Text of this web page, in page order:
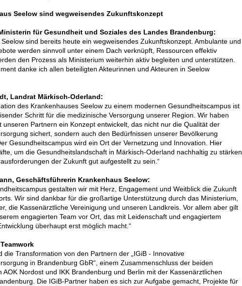
Seelow sind wegweisendes Zukunftskonzept
für Gesundheit und Soziales des Landes Brandenburg:
Seelow sind bereits heute ein wegweisendes Zukunftskonzept. Ambulante und
werden sinnvoll unter einem Dach verknüpft, Ressourcen effektiv
den Prozess als Ministerium weiterhin aktiv begleiten und unterstützen.
danke ich allen beteiligten Akteurinnen und Akteuren in Seelow
Landrat Märkisch-Oderland:
des Krankenhauses Seelow zu einem modernen Gesundheitscampus ist
Schritt für die medizinische Versorgung unserer Region. Wir haben
unseren Partnern ein Konzept entwickelt, das nicht nur die Qualität der
sichert, sondern auch den Bedürfnissen unserer Bevölkerung
Gesundheitscampus wird ein Ort der Vernetzung und Innovation. Hier
um die Gesundheitslandschaft in Märkisch-Oderland nachhaltig zu stärken
der Zukunft gut aufgestellt zu sein.“
Geschäftsführerin Krankenhaus Seelow:
gestalten wir mit Herz, Engagement und Weitblick die Zukunft
Wir sind dankbar für die großartige Unterstützung durch das Ministerium,
die Kassenärztliche Vereinigung und unseren Landkreis. Vor allem aber gilt
engagierten Team vor Ort, das mit Leidenschaft und engagiertem
überhaupt erst möglich macht.“
die Transformation von den Partnern der „IGiB - Innovative
in Brandenburg GbR“, einem Zusammenschluss der beiden
AOK Nordost und IKK Brandenburg und Berlin mit der Kassenärztlichen
Die IGiB-Partner haben es sich zur Aufgabe gemacht, Projekte für